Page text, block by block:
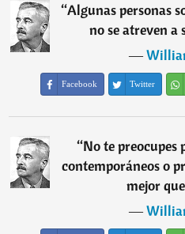
“Algunas personas
no se atreven a
―
Facebook Twitter
“No te preocupes
contemporáneos o
mejor
―